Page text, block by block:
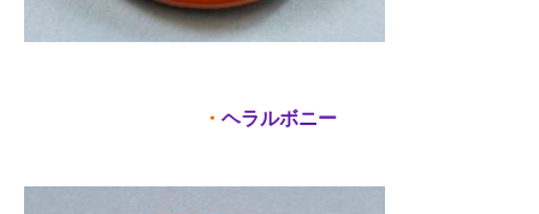
・ ヘラルボニー